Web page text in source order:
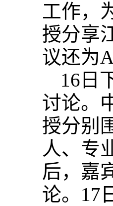
工作，
授分享
议还为
16日
讨论。
授分别
人、专
后，嘉
论。17